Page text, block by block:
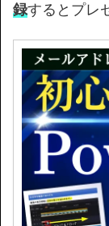
録するとプレ